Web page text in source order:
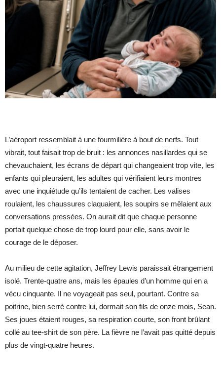
L’aéroport ressemblait à une fourmilière à bout de nerfs. Tout
vibrait, tout faisait trop de bruit : les annonces nasillardes qui se
chevauchaient, les écrans de départ qui changeaient trop vite, les
enfants qui pleuraient, les adultes qui vérifiaient leurs montres
avec une inquiétude qu’ils tentaient de cacher. Les valises
roulaient, les chaussures claquaient, les soupirs se mêlaient aux
conversations pressées. On aurait dit que chaque personne
portait quelque chose de trop lourd pour elle, sans avoir le
courage de le déposer.
Au milieu de cette agitation, Jeffrey Lewis paraissait étrangement
isolé. Trente-quatre ans, mais les épaules d’un homme qui en a
vécu cinquante. Il ne voyageait pas seul, pourtant. Contre sa
poitrine, bien serré contre lui, dormait son fils de onze mois, Sean.
Ses joues étaient rouges, sa respiration courte, son front brûlant
collé au tee-shirt de son père. La fièvre ne l’avait pas quitté depuis
plus de vingt-quatre heures.